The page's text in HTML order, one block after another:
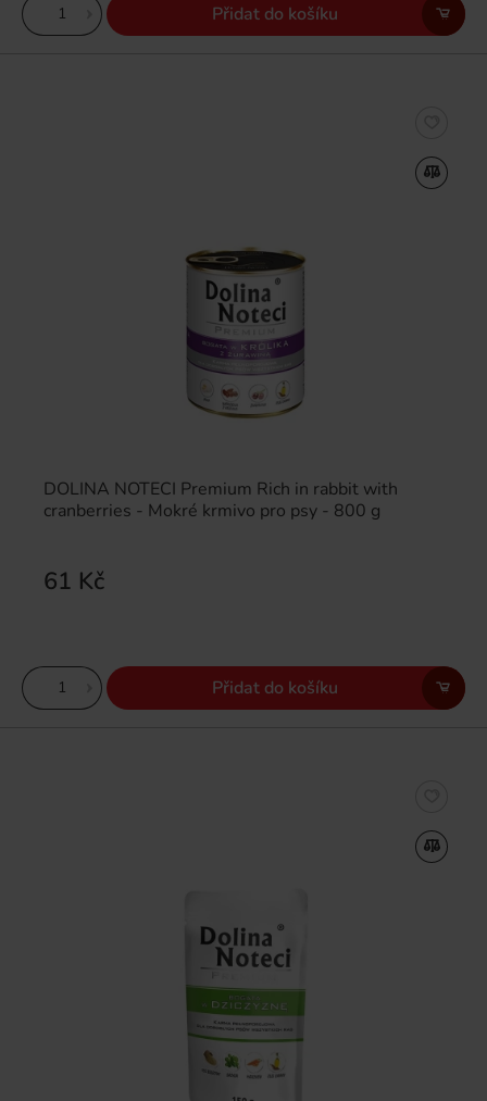
Přidat do košíku
DOLINA NOTECI Premium Rich in rabbit with
cranberries - Mokré krmivo pro psy - 800 g
61 Kč
Přidat do košíku